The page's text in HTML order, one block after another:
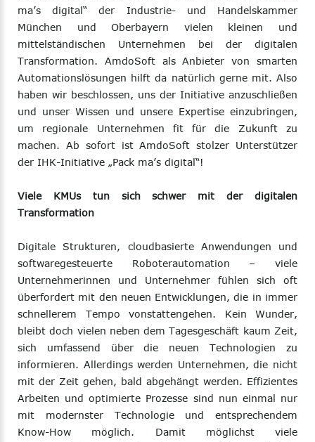
ma’s digital“ der Industrie- und Handelskammer
München und Oberbayern vielen kleinen und
mittelständischen Unternehmen bei der digitalen
Transformation. AmdoSoft als Anbieter von smarten
Automationslösungen hilft da natürlich gerne mit. Also
haben wir beschlossen, uns der Initiative anzuschließen
und unser Wissen und unsere Expertise einzubringen,
um regionale Unternehmen fit für die Zukunft zu
machen. Ab sofort ist AmdoSoft stolzer Unterstützer
der IHK-Initiative „Pack ma’s digital“!
Viele KMUs tun sich schwer mit der digitalen
Transformation
Digitale Strukturen, cloudbasierte Anwendungen und
softwaregesteuerte Roboterautomation – viele
Unternehmerinnen und Unternehmer fühlen sich oft
überfordert mit den neuen Entwicklungen, die in immer
schnellerem Tempo vonstattengehen. Kein Wunder,
bleibt doch vielen neben dem Tagesgeschäft kaum Zeit,
sich umfassend über die neuen Technologien zu
informieren. Allerdings werden Unternehmen, die nicht
mit der Zeit gehen, bald abgehängt werden. Effizientes
Arbeiten und optimierte Prozesse sind nun einmal nur
mit modernster Technologie und entsprechendem
Know-How möglich. Damit möglichst viele